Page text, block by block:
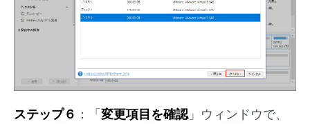
ステップ６ ：「変更項目を確認」ウィンドウで、